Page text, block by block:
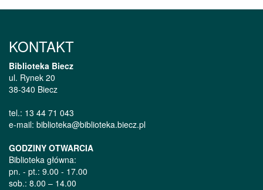
KONTAKT
Biblioteka Biecz
ul. Rynek 20
38-340 Biecz
tel.: 13 44 71 043
e-mail: biblioteka@biblioteka.biecz.pl
GODZINY OTWARCIA
Biblioteka główna:
pn. - pt.: 9.00 - 17.00
sob.: 8.00 – 14.00